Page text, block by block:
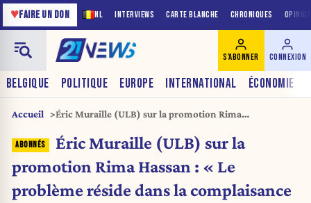
NL INTERVIEWS CARTE BLANCHE CHRONIQUES
♥FAIRE UN DON
BELGIQUE POLITIQUE EUROPE INTERNATIONAL ÉCONOMIE
S'ABONNER CONNEXION
Accueil
Éric Muraille (ULB) sur la promotion Rima
autorités académiques face aux activistes »
Éric Muraille (ULB) sur la
promotion Rima Hassan : « Le
problème réside dans la complaisance